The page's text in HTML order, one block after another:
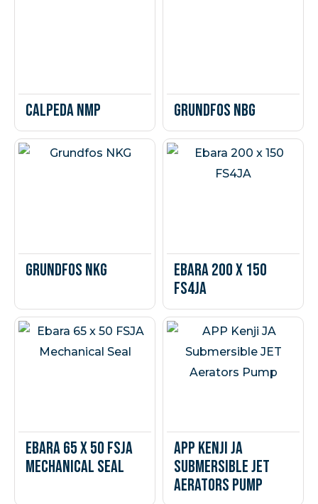
Calpeda NMP Grundfos NBG
Grundfos NKG
Ebara 200 x 150
FS4JA
Ebara 65 x 50 FSJA
Mechanical Seal
APP Kenji JA
Submersible JET
Aerators Pump